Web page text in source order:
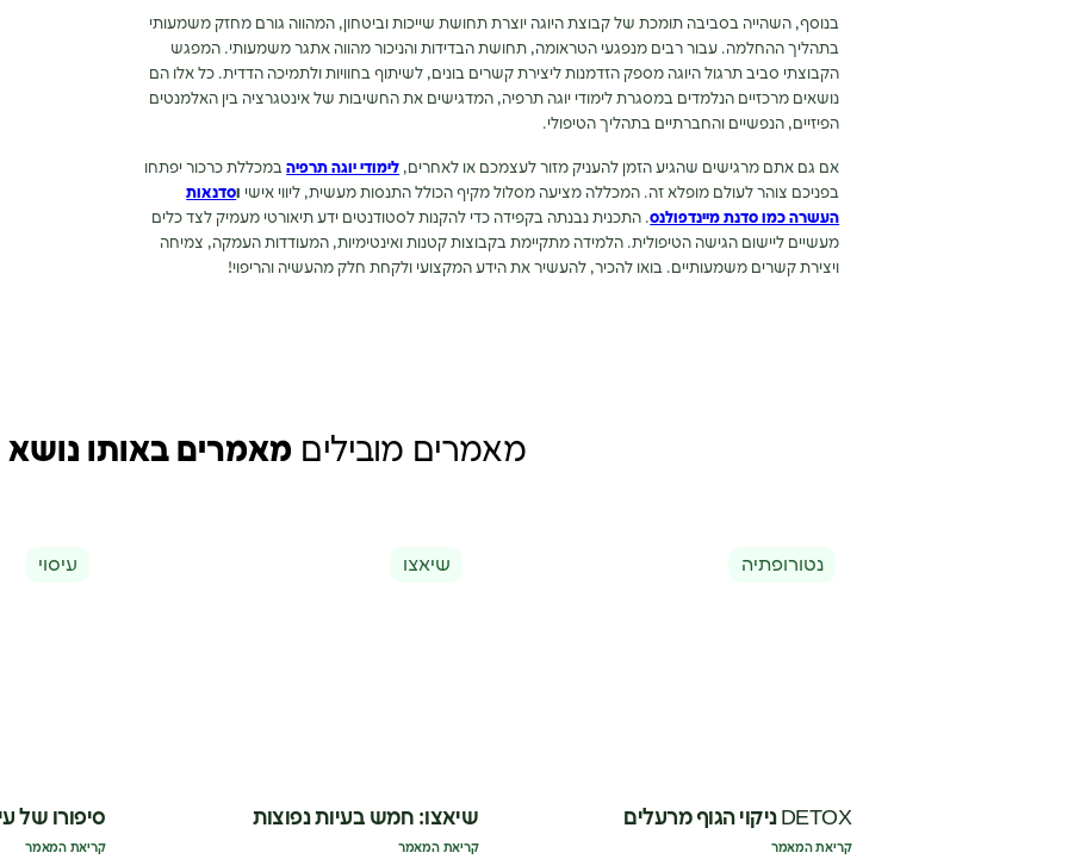
בנוסף, השהייה בסביבה תומכת של קבוצת היוגה יוצרת תחושת שייכות וביטחון, המהווה גורם מחזק משמעותי
בתהליך ההחלמה. עבור רבים מנפגעי הטראומה, תחושת הבדידות והניכור מהווה אתגר משמעותי. המפגש
הקבוצתי סביב תרגול היוגה מספק הזדמנות ליצירת קשרים בונים, לשיתוף בחוויות ולתמיכה הדדית. כל אלו הם
נושאים מרכזיים הנלמדים במסגרת לימודי יוגה תרפיה, המדגישים את החשיבות של אינטגרציה בין האלמנטים
הפיזיים, הנפשיים והחברתיים בתהליך הטיפולי.
אם גם אתם מרגישים שהגיע הזמן להעניק מזור לעצמכם או לאחרים, לימודי יוגה תרפיהבמכללת כרכור יפתחו
בפניכם צוהר לעולם מופלא זה. המכללה מציעה מסלול מקיף הכולל התנסות מעשית, ליווי אישי וסדנאות
העשרה כמו סדנת מיינדפולנס. התכנית נבנתה בקפידה כדי להקנות לסטודנטים ידע תיאורטי מעמיק לצד כלים
מעשיים ליישום הגישה הטיפולית. הלמידה מתקיימת בקבוצות קטנות ואינטימיות, המעודדות העמקה, צמיחה
ויצירת קשרים משמעותיים. בואו להכיר, להעשיר את הידע המקצועי ולקחת חלק מהעשיה והריפוי!
מאמרים מובילים מאמרים באותו נושא
נטורופתיה
DETOX ניקוי הגוף מרעלים
קריאת המאמר
שיאצו
שיאצו: חמש בעיות נפוצות
קריאת המאמר
עיסוי
סיפורו של
קריאת המאמר